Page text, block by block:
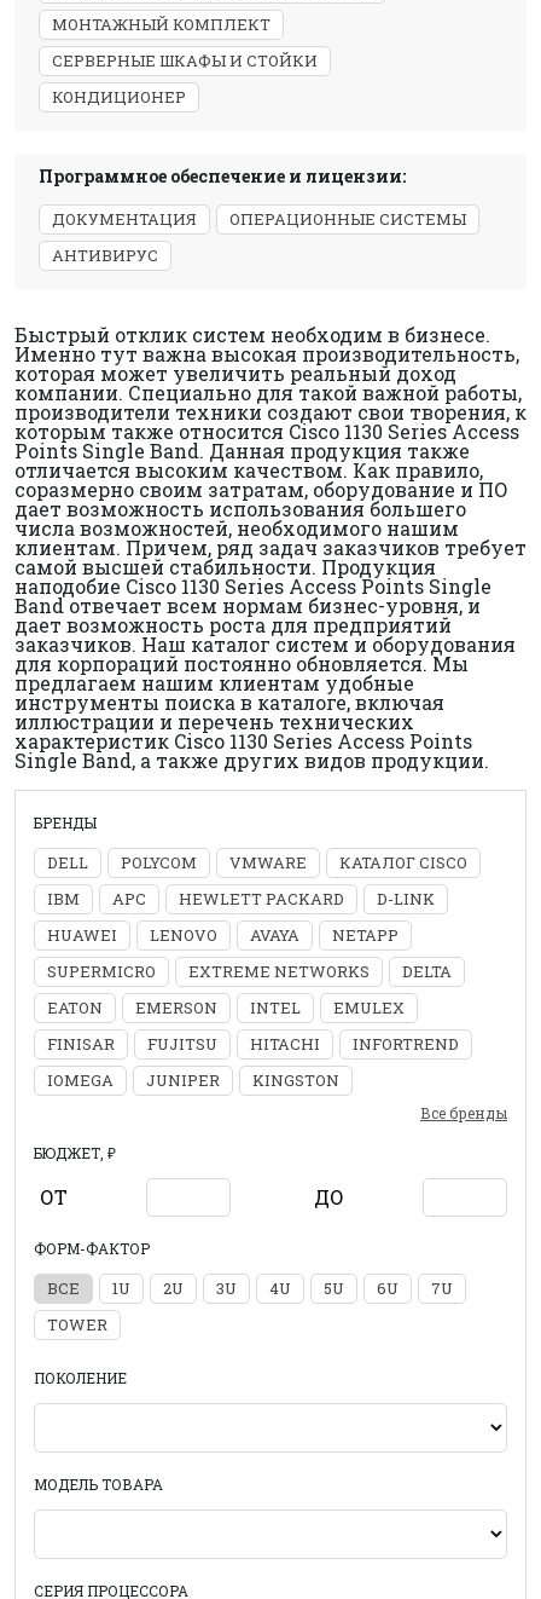
МОНТАЖНЫЙ КОМПЛЕКТ
СЕРВЕРНЫЕ ШКАФЫ И СТОЙКИ
КОНДИЦИОНЕР
Программное обеспечение и лицензии:
ДОКУМЕНТАЦИЯ
ОПЕРАЦИОННЫЕ СИСТЕМЫ
АНТИВИРУС
Быстрый отклик систем необходим в бизнесе.
Именно тут важна высокая производительность,
которая может увеличить реальный доход
компании. Специально для такой важной работы,
производители техники создают свои творения, к
которым также относится Cisco 1130 Series Access
Points Single Band. Данная продукция также
отличается высоким качеством. Как правило,
соразмерно своим затратам, оборудование и ПО
дает возможность использования большего
числа возможностей, необходимого нашим
клиентам. Причем, ряд задач заказчиков требует
самой высшей стабильности. Продукция
наподобие Cisco 1130 Series Access Points Single
Band отвечает всем нормам бизнес-уровня, и
дает возможность роста для предприятий
заказчиков. Наш каталог систем и оборудования
для корпораций постоянно обновляется. Мы
предлагаем нашим клиентам удобные
инструменты поиска в каталоге, включая
иллюстрации и перечень технических
характеристик Cisco 1130 Series Access Points
Single Band, а также других видов продукции.
БРЕНДЫ
DELL POLYCOM VMWARE
КАТАЛОГ CISCO
IBM
APC HEWLETT PACKARD
D-LINK
HUAWEI
LENOVO AVAYA
NETAPP
SUPERMICRO
EXTREME NETWORKS
DELTA
EATON
EMERSON INTEL
EMULEX
FINISAR
FUJITSU HITACHI
INFORTREND
IOMEGA
JUNIPER KINGSTON
Все бренды
БЮДЖЕТ, ₽
ОТ ДО
ФОРМ-ФАКТОР
ВСЕ 1U 2U 3U 4U 5U 6U
7U
TOWER
ПОКОЛЕНИЕ
МОДЕЛЬ ТОВАРА
СЕРИЯ ПРОЦЕССОРА